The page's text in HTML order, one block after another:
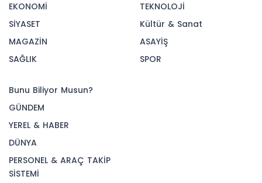
EKONOMİ
SİYASET
MAGAZİN
SAĞLIK
TEKNOLOJİ
Kültür & Sanat
ASAYİŞ
SPOR
Bunu Biliyor Musun?
GÜNDEM
YEREL & HABER
DÜNYA
PERSONEL & ARAÇ TAKİP
SİSTEMİ